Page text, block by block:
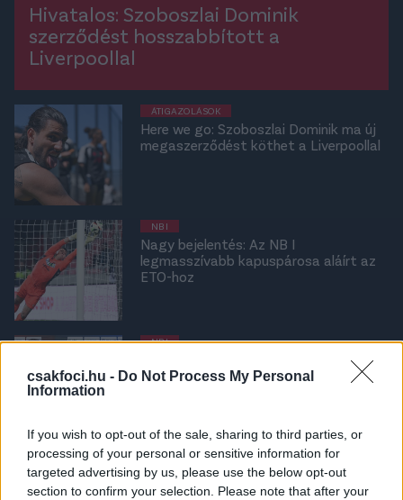
csakfoci.hu - Do Not Process My Personal
Information
If you wish to opt-out of the sale, sharing to third parties, or
processing of your personal or sensitive information for
targeted advertising by us, please use the below opt-out
section to confirm your selection. Please note that after your
Hivatalos: Szoboszlai Dominik
szerződést hosszabbított a
Liverpoollal
ÁTIGAZOLÁSOK
Here we go: Szoboszlai Dominik ma új
megaszerződést köthet a Liverpoollal
NB I
Nagy bejelentés: Az NB I
legmasszívabb kapuspárosa aláírt az
ETO-hoz
NB I
Bejelentés: Hiába az NB I-es roham, a
Vasas alapembere inkább
NB I
Hivatalos: Aláírt a Lokihoz az NB I-es
tavasz egyik magyar felfedezettje